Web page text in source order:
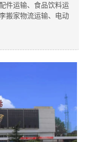
件运输、食品饮料运
搬家物流运输、电动